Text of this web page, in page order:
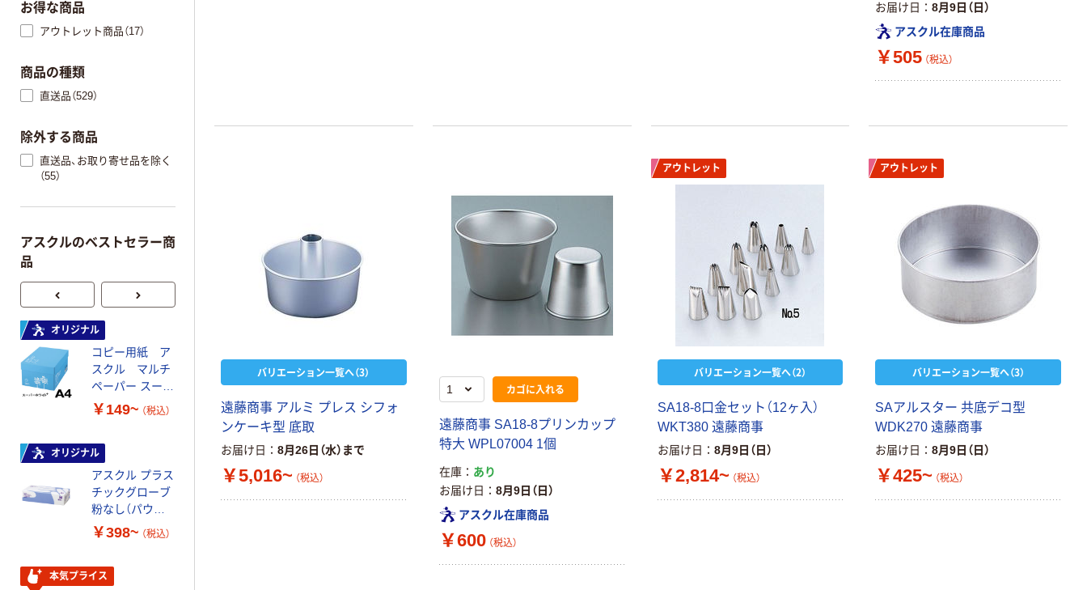
お届け日
8月9日（日）
アスクル在庫商品
￥505 （税込）
バリエーション一覧へ（3）
遠藤商事 アルミ プレス シフォ
ンケーキ型 底取
お届け日 8月26日（水）まで
￥5,016~ （税込）
カゴに入れる
遠藤商事 SA18-8プリンカップ
特大 WPL07004 1個
在庫
あり
お届け日
8月9日（日）
アスクル在庫商品
￥600 （税込）
アウトレット
バリエーション一覧へ（2）
SA18-8口金セット（12ヶ入）
WKT380 遠藤商事
お届け日 8月9日（日）
￥2,814~ （税込）
アウトレット
バリエーション一覧へ（3）
SAアルスター 共底デコ型
WDK270 遠藤商事
お届け日 8月9日（日）
￥425~ （税込）
お得な商品
アウトレット商品（17）
商品の種類
直送品（529）
除外する商品
直送品、お取り寄せ品を除く
（55）
アスクルのベストセラー商
品
オリジナル
コピー用紙 ア
スクル マルチ
ペーパー スーパ
ーホワイト+
￥149~ （税込）
オリジナル
アスクル プラス
チックグローブ
粉なし（パウダ
ーフリー）
￥398~ （税込）
本気プライス
中判 再生紙
100％ 200枚
FSC認証 シング
ル 大王製紙共同
企画 オリジナル
￥149~ （税込）
オリジナル
コピー用紙 マ
120ｍ 再生紙
100% 6ロール
リサイクル100
芯あり FSC認
証
サントリー 天然
水 ミネラルウォ
ーター ペットボ
トル
￥686~
ト ニトリルグ
ローブ ホワイ
ト 粉なし（パ
￥698~ （税込）
【アスクル限定】
ナル ラミネー
トフィルム A4
サイズ
￥458~
スクル マルチ
ペーパー スーパ
ーホワイト+
￥149~ （税込）
オリジナル